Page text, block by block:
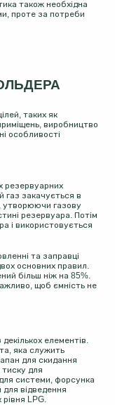
також необхідна
проте за потреби
таких як
виробництво
особливості
резервуарних
газ закачується в
утворюючи газову
резервуара. Потім
і використовується
та заправці
основних правил.
більш ніж на 85%.
щоб ємність не
елементів.
яка служить
для скидання
для
системи, форсунка
для відведення
LPG.